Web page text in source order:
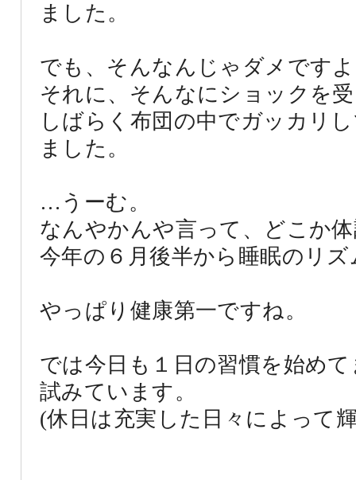
ました。
でも、そんなんじゃダメです
それに、そんなにショックを
しばらく布団の中でガッカリ
ました。
…うーむ。
なんやかんや言って、どこか
今年の６月後半から睡眠のリ
やっぱり健康第一ですね。
では今日も１日の習慣を始め
試みています。
(休日は充実した日々によって